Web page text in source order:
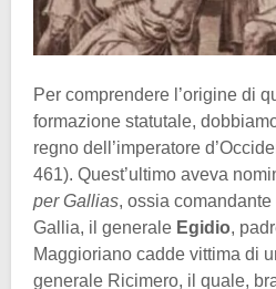
Per comprendere l’origine di
formazione statutale,
regno dell’imperatore
461). Quest’ultimo aveva
per Gallias, ossia
Gallia, il generale Egidio,
Maggioriano cadde vittima di
generale Ricimero, il quale,